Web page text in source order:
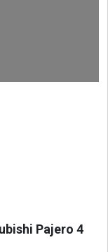
Pajero 4